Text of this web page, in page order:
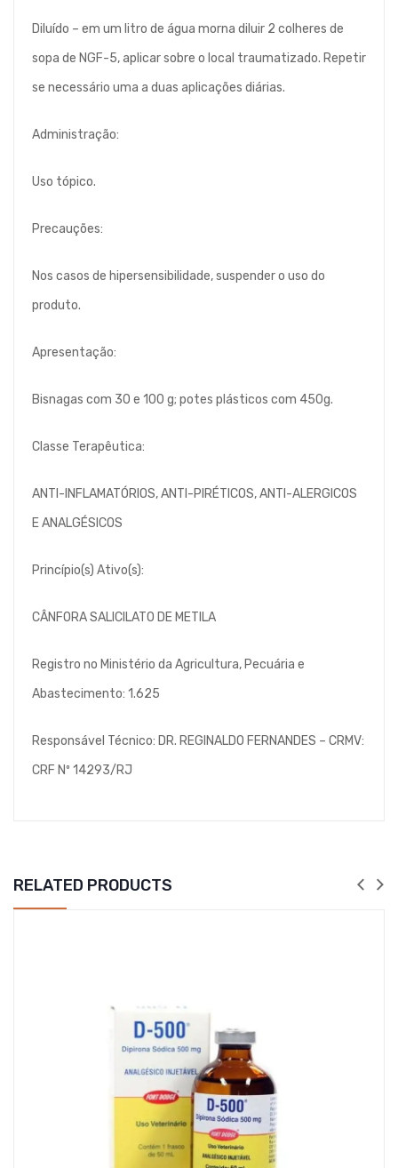
Diluído – em um litro de água morna diluir 2 colheres de
sopa de NGF-5, aplicar sobre o local traumatizado. Repetir
se necessário uma a duas aplicações diárias.
Administração:
Uso tópico.
Precauções:
Nos casos de hipersensibilidade, suspender o uso do
produto.
Apresentação:
Bisnagas com 30 e 100 g; potes plásticos com 450g.
Classe Terapêutica:
ANTI-INFLAMATÓRIOS, ANTI-PIRÉTICOS, ANTI-ALERGICOS
E ANALGÉSICOS
Princípio(s) Ativo(s):
CÂNFORA SALICILATO DE METILA
Registro no Ministério da Agricultura, Pecuária e
Abastecimento: 1.625
Responsável Técnico: DR. REGINALDO FERNANDES – CRMV:
CRF Nº 14293/RJ
RELATED PRODUCTS